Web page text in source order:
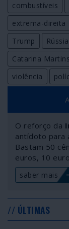
combustíveis
extrema-direita
Trump
Rússia
Catarina Martins
violência
O reforço da
antídoto para
Bastam 50
euros, 10
saber mais
// ÚLTIMAS